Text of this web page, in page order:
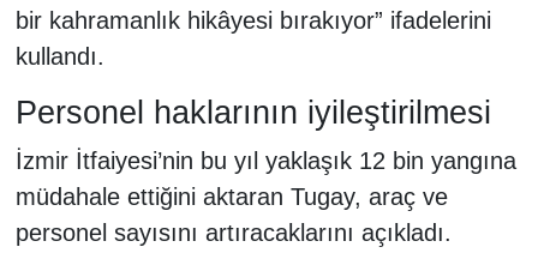
bir kahramanlık hikâyesi bırakıyor” ifadelerini
kullandı.
Personel haklarının iyileştirilmesi
İzmir İtfaiyesi’nin bu yıl yaklaşık 12 bin yangına
müdahale ettiğini aktaran Tugay, araç ve
personel sayısını artıracaklarını açıkladı.